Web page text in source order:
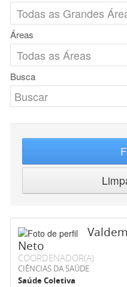
Áreas
Busca
Neto
COORDENADOR(A)
CIÊNCIAS DA SAÚDE
Saúde Coletiva